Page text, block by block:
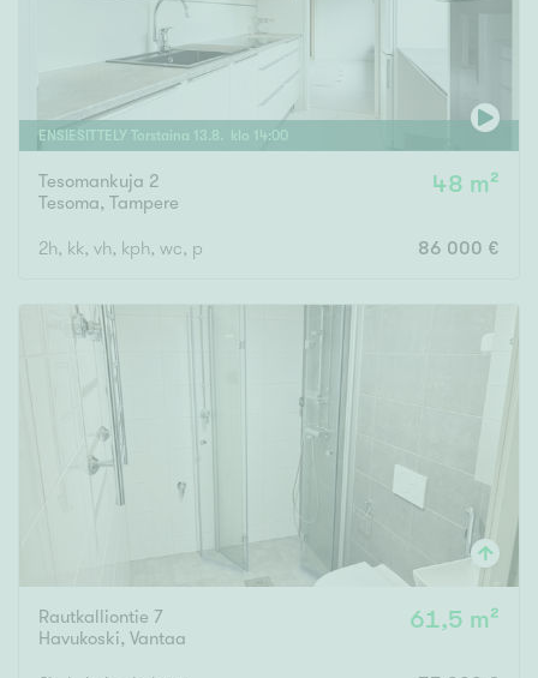
ENSIESITTELY Torstaina 13.8. klo 14:00
Tesomankuja 2
Tesoma, Tampere
48 m²
2h, kk, vh, kph, wc, p 86 000 €
Rautkalliontie 7
Havukoski, Vantaa
61,5 m²